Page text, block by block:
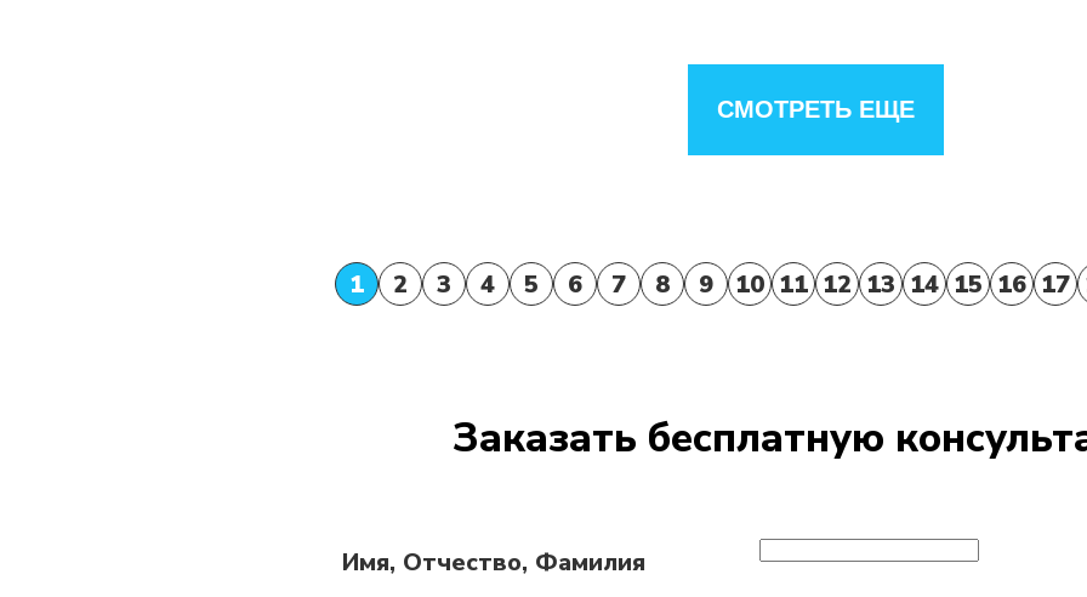
СМОТРЕТЬ ЕЩЕ
1 2 3 4 5 6 7 8 9 10 11 12 13 14 15 16 17
Заказать бесплатную
Имя, Отчество, Фамилия